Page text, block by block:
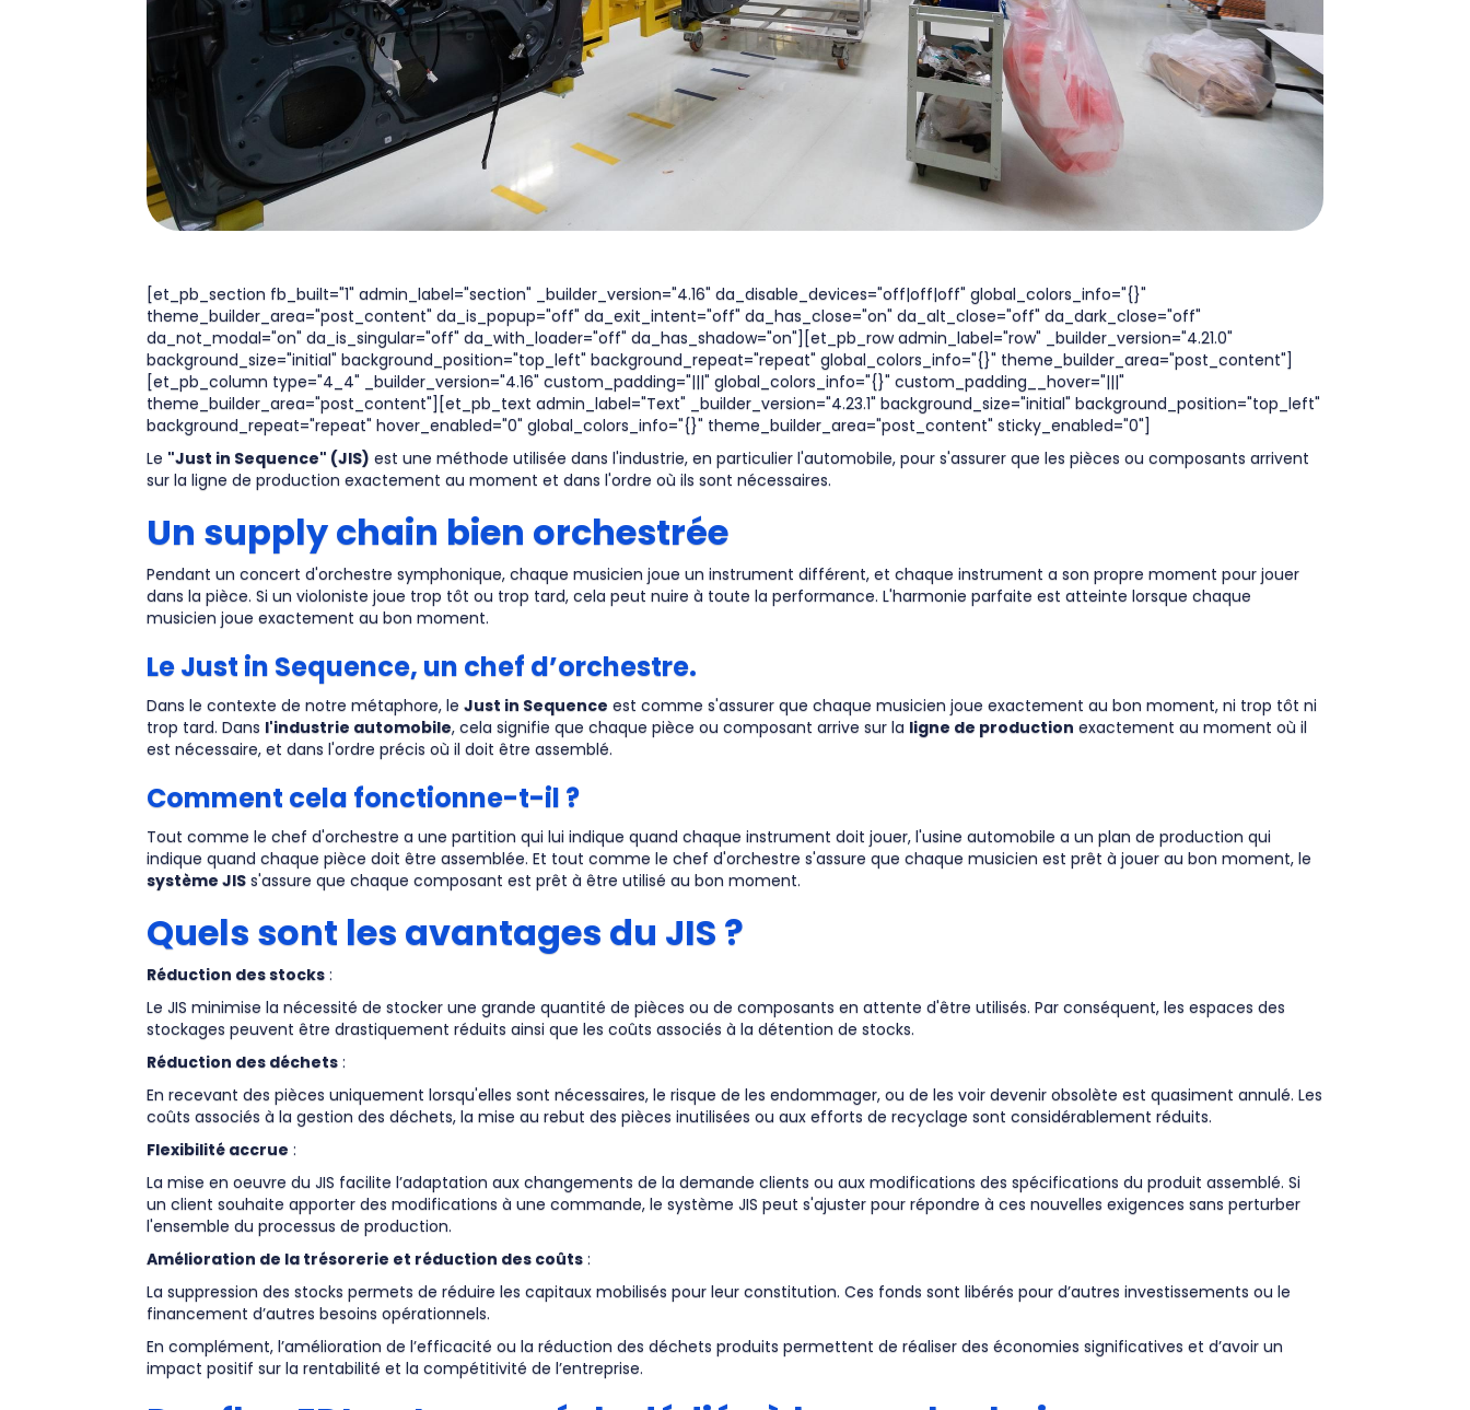
[et_pb_section fb_built="1" admin_label="section" _builder_version="4.16" da_disable_devices="off|off|off" global_colors_info="{}"
theme_builder_area="post_content" da_is_popup="off" da_exit_intent="off" da_has_close="on" da_alt_close="off" da_dark_close="off"
da_not_modal="on" da_is_singular="off" da_with_loader="off" da_has_shadow="on"][et_pb_row admin_label="row" _builder_version="4.21.0"
background_size="initial" background_position="top_left" background_repeat="repeat" global_colors_info="{}" theme_builder_area="post_content"]
[et_pb_column type="4_4" _builder_version="4.16" custom_padding="|||" global_colors_info="{}" custom_padding__hover="|||"
theme_builder_area="post_content"][et_pb_text admin_label="Text" _builder_version="4.23.1" background_size="initial" background_position="top_left"
background_repeat="repeat" hover_enabled="0" global_colors_info="{}" theme_builder_area="post_content" sticky_enabled="0"]
Le "Just in Sequence" (JIS) est une méthode utilisée dans l'industrie, en particulier l'automobile, pour s'assurer que les pièces ou composants arrivent
sur la ligne de production exactement au moment et dans l'ordre où ils sont nécessaires.
Un supply chain bien orchestrée
Pendant un concert d'orchestre symphonique, chaque musicien joue un instrument différent, et chaque instrument a son propre moment pour jouer
dans la pièce. Si un violoniste joue trop tôt ou trop tard, cela peut nuire à toute la performance. L'harmonie parfaite est atteinte lorsque chaque
musicien joue exactement au bon moment.
Le Just in Sequence, un chef d’orchestre.
Dans le contexte de notre métaphore, leJust in Sequence est comme s'assurer que chaque musicien joue exactement au bon moment, ni trop tôt ni
trop tard. Dans l'industrie automobile, cela signifie que chaque pièce ou composant arrive sur la ligne de production exactement au moment où il
est nécessaire, et dans l'ordre précis où il doit être assemblé.
Comment cela fonctionne-t-il ?
Tout comme le chef d'orchestre a une partition qui lui indique quand chaque instrument doit jouer, l'usine automobile a un plan de production qui
indique quand chaque pièce doit être assemblée. Et tout comme le chef d'orchestre s'assure que chaque musicien est prêt à jouer au bon moment, le
système JIS s'assure que chaque composant est prêt à être utilisé au bon moment.
Quels sont les avantages du JIS ?
Réduction des stocks :
Le JIS minimise la nécessité de stocker une grande quantité de pièces ou de composants en attente d'être utilisés. Par conséquent, les espaces des
stockages peuvent être drastiquement réduits ainsi que les coûts associés à la détention de stocks.
Réduction des déchets :
En recevant des pièces uniquement lorsqu'elles sont nécessaires, le risque de les endommager, ou de les voir devenir obsolète est quasiment annulé. Les
coûts associés à la gestion des déchets, la mise au rebut des pièces inutilisées ou aux efforts de recyclage sont considérablement réduits.
Flexibilité accrue :
La mise en oeuvre du JIS facilite l’adaptation aux changements de la demande clients ou aux modifications des spécifications du produit assemblé. Si
un client souhaite apporter des modifications à une commande, le système JIS peut s'ajuster pour répondre à ces nouvelles exigences sans perturber
l'ensemble du processus de production.
Amélioration de la trésorerie et réduction des coûts :
La suppression des stocks permets de réduire les capitaux mobilisés pour leur constitution. Ces fonds sont libérés pour d’autres investissements ou le
financement d’autres besoins opérationnels.
En complément, l’amélioration de l’efficacité ou la réduction des déchets produits permettent de réaliser des économies significatives et d’avoir un
impact positif sur la rentabilité et la compétitivité de l’entreprise.